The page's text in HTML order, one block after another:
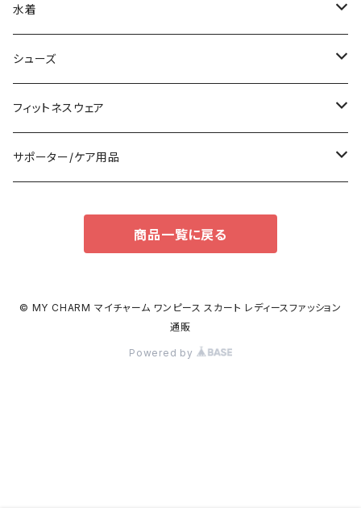
その他
オールインワン
ロング/マキシ
袖付き
ノースリーブ
パンツドレス
クラッチバッグ
フォーマルバッグ
カジュアルバッグ
バックパック
その他
ブラ/ブラトップ/ベアトップ
ショーツ
タンクトップ/キャミソール
半袖/5分
ペチコート/ペチパンツ
水着
タンキニ
バンドゥビキニ
ワンピース
シューズ
スニーカー
ブーツ
その他
フィットネスウェア
セット販売
タイツ
サポーター/ケア用品
商品一覧に戻る
© MY CHARM マイチャーム ワンピース スカート レディースファッション
通販
Powered by